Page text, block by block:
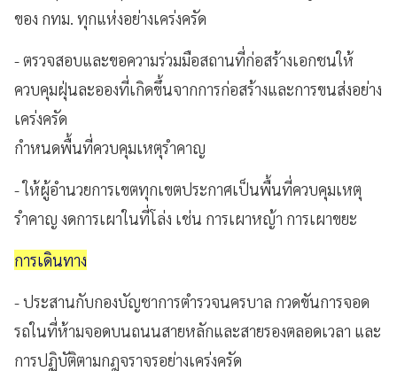
ของ กทม. ทุกแห่งอย่างเคร่งครัด
- ตรวจสอบและขอความร่วมมือสถานที่ก่อสร้างเอกชนให้
ควบคุมฝุ่นละอองที่เกิดขึ้นจากการก่อสร้างและการขนส่งอย่าง
เคร่งครัด
กำหนดพื้นที่ควบคุมเหตุรำคาญ
- ให้ผู้อำนวยการเขตทุกเขตประกาศเป็นพื้นที่ควบคุมเหตุ
รำคาญ งดการเผาในที่โล่ง เช่น การเผาหญ้า การเผาขยะ
การเดินทาง
- ประสานกับกองบัญชาการตำรวจนครบาล กวดขันการจอด
รถในที่ห้ามจอดบนถนนสายหลักและสายรองตลอดเวลา และ
การปฏิบัติตามกฎจราจรอย่างเคร่งครัด